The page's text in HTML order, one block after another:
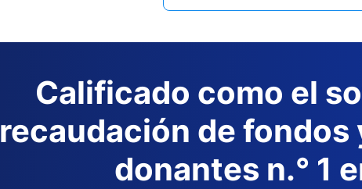
Calificado como el
recaudación de fondos
donantes n.° 1